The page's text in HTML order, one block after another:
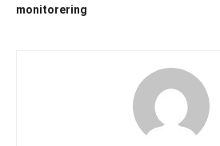
monitorering